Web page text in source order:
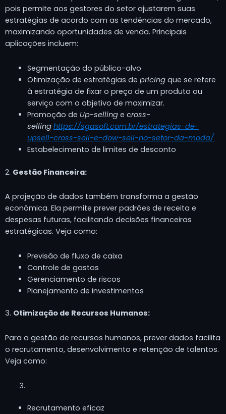
pois permite aos gestores do setor ajustarem suas
estratégias de acordo com as tendências do mercado,
maximizando oportunidades de venda. Principais
aplicações incluem:
Segmentação do público-alvo
Otimização de estratégias de pricingque se refere
à estratégia de fixar o preço de um produto ou
serviço com o objetivo de maximizar.
Promoção de Up-sellinge cross-
selling https://sgasoft.com.br/estrategias-de-
upsell-cross-sell-e-dow-sell-no-setor-da-moda/
Estabelecimento de limites de desconto
2. Gestão Financeira:
A projeção de dados também transforma a gestão
econômica. Ela permite prever padrões de receita e
despesas futuras, facilitando decisões financeiras
estratégicas. Veja como:
Previsão de fluxo de caixa
Controle de gastos
Gerenciamento de riscos
Planejamento de investimentos
3. Otimização de Recursos Humanos:
Para a gestão de recursos humanos, prever dados facilita
o recrutamento, desenvolvimento e retenção de talentos.
Veja como:
Recrutamento eficaz